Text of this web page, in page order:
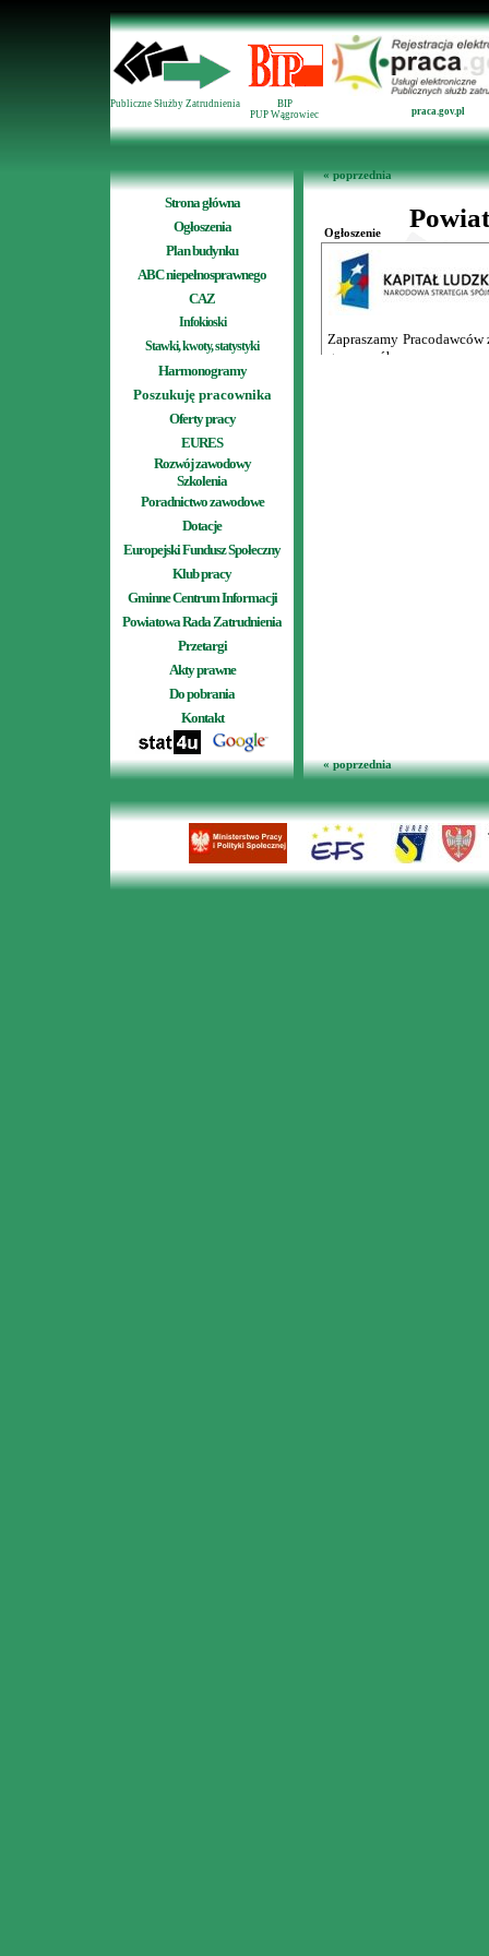
Publiczne Służby Zatrudnienia
BIP
PUP Wągrowiec
praca.gov.pl
« poprzednia
Strona główna
Ogłoszenia
Plan budynku
ABC niepełnosprawnego
CAZ
Infokioski
Stawki, kwoty, statystyki
Harmonogramy
Poszukuję pracownika
Oferty pracy
EURES
Rozwój zawodowy
Szkolenia
Poradnictwo zawodowe
Dotacje
Europejski Fundusz Społeczny
Klub pracy
Gminne Centrum Informacji
Powiatowa Rada Zatrudnienia
Przetargi
Akty prawne
Do pobrania
Kontakt
« poprzednia